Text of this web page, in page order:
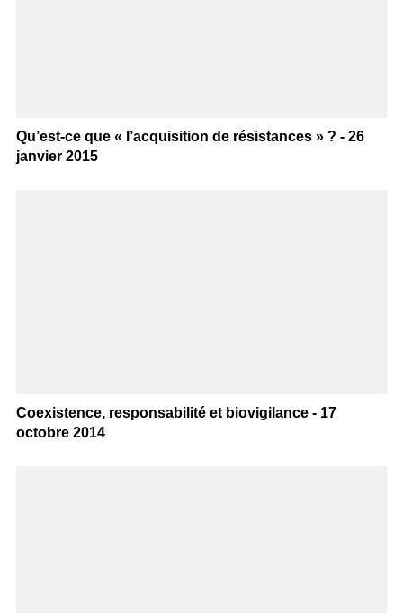
Qu’est-ce que « l’acquisition de résistances » ? - 26
janvier 2015
Coexistence, responsabilité et biovigilance - 17
octobre 2014